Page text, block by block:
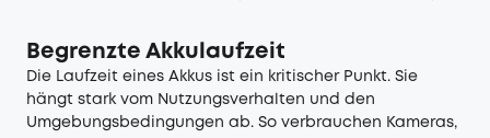
Begrenzte Akkulaufzeit
Die Laufzeit eines Akkus ist ein kritischer Punkt. Sie
hängt stark vom Nutzungsverhalten und den
Umgebungsbedingungen ab. So verbrauchen Kameras,